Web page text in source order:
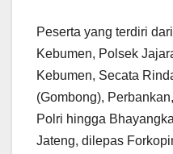
Peserta yang terdiri
Kebumen, Polsek
Kebumen, Secata
(Gombong),
Polri hingga
Jateng, dilepas